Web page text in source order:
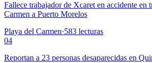
Fallece trabajador de Xcaret en accidente en
Carmen a Puerto Morelos
Playa del Carmen·583 lecturas
04
Reportan a 23 personas desaparecidas en